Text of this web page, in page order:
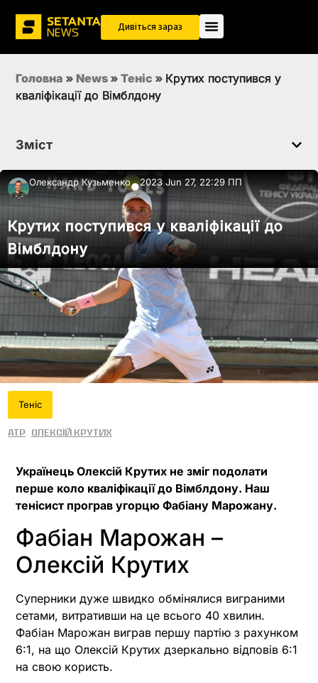
Дивіться зараз
Головна » News » Теніс » Крутих поступився у
кваліфікації до Вімблдону
Зміст
Олександр Кузьменко●2023 Jun 27, 22:29 ПП
Крутих поступився у кваліфікації до
Вімблдону
Теніс
ATP Олексій Крутих
Українець Олексій Крутих не зміг подолати
перше коло кваліфікації до Вімблдону. Наш
тенісист програв угорцю Фабіану Марожану.
Фабіан Марожан –
Олексій Крутих
Суперники дуже швидко обмінялися виграними
сетами, витративши на це всього 40 хвилин.
Фабіан Марожан виграв першу партію з рахунком
6:1, на що Олексій Крутих дзеркально відповів 6:1
на свою користь.